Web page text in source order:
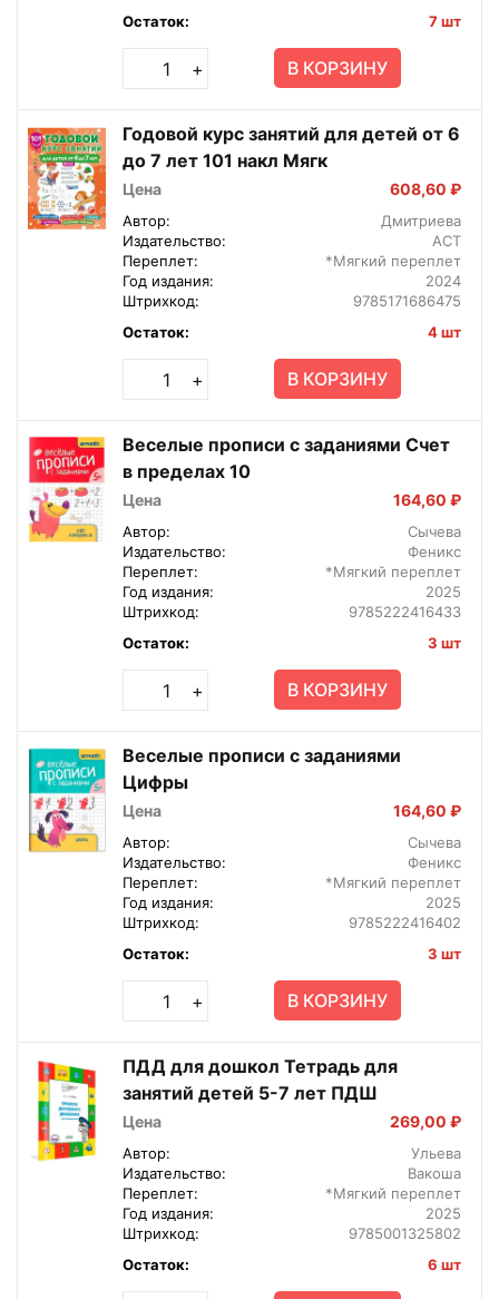
Остаток:
7 шт
+ В КОРЗИНУ
Годовой курс занятий для детей от 6
до 7 лет 101 накл Мягк
Цена 608,60 ₽
Автор:
Дмитриева
Издательство:
АСТ
Переплет:
*Мягкий переплет
Год издания:
2024
Штрихкод:
9785171686475
Остаток:
4 шт
+ В КОРЗИНУ
Веселые прописи с заданиями Счет
в пределах 10
Цена 164,60 ₽
Автор:
Сычева
Издательство:
Феникс
Переплет:
*Мягкий переплет
Год издания:
2025
Штрихкод:
9785222416433
Остаток:
3 шт
+ В КОРЗИНУ
Веселые прописи с заданиями
Цифры
Цена 164,60 ₽
Автор:
Сычева
Издательство:
Феникс
Переплет:
*Мягкий переплет
Год издания:
2025
Штрихкод:
9785222416402
Остаток:
3 шт
+ В КОРЗИНУ
ПДД для дошкол Тетрадь для
занятий детей 5-7 лет ПДШ
Цена 269,00 ₽
Автор:
Ульева
Издательство:
Вакоша
Переплет:
*Мягкий переплет
Год издания:
2025
Штрихкод:
9785001325802
Остаток:
6 шт